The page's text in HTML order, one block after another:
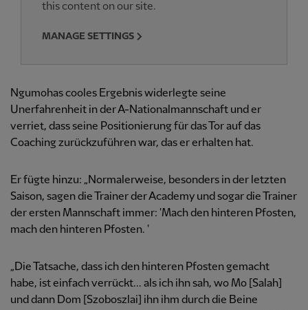
this content on our site.
MANAGE SETTINGS
Ngumohas cooles Ergebnis widerlegte seine
Unerfahrenheit in der A-Nationalmannschaft und er
verriet, dass seine Positionierung für das Tor auf das
Coaching zurückzuführen war, das er erhalten hat.
Er fügte hinzu: „Normalerweise, besonders in der letzten
Saison, sagen die Trainer der Academy und sogar die Trainer
der ersten Mannschaft immer: 'Mach den hinteren Pfosten,
mach den hinteren Pfosten. '
„Die Tatsache, dass ich den hinteren Pfosten gemacht
habe, ist einfach verrückt... als ich ihn sah, wo Mo [Salah]
und dann Dom [Szoboszlai] ihn ihm durch die Beine